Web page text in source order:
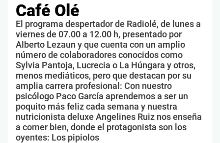
Café Olé
El programa despertador de Radiolé, de lunes a
viernes de 07.00 a 12.00 h, presentado por
Alberto Lezaun y que cuenta con un amplio
número de colaboradores conocidos como
Sylvia Pantoja, Lucrecia o La Húngara y otros,
menos mediáticos, pero que destacan por su
amplia carrera profesional: Con nuestro
psicólogo Paco García aprendemos a ser un
poquito más feliz cada semana y nuestra
nutricionista deluxe Angelines Ruiz nos enseña
a comer bien, donde el protagonista son los
oyentes: Los pipiolos